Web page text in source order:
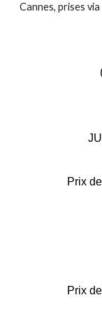
Cannes, prises
Prix
Prix